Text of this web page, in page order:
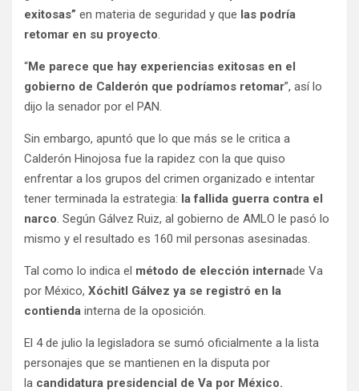
exitosas” en materia de seguridad y que las podría
retomar en su proyecto.
“Me parece que hay experiencias exitosas en el
gobierno de Calderón que podríamos retomar”, así lo
dijo la senador por el PAN.
Sin embargo, apuntó que lo que más se le critica a
Calderón Hinojosa fue la rapidez con la que quiso
enfrentar a los grupos del crimen organizado e intentar
tener terminada la estrategia: la fallida guerra contra el
narco. Según Gálvez Ruiz, al gobierno de AMLO le pasó lo
mismo y el resultado es 160 mil personas asesinadas.
Tal como lo indica el método de elección internade Va
por México, Xóchitl Gálvez ya se registró en la
contienda interna de la oposición.
El 4 de julio la legisladora se sumó oficialmente a la lista
personajes que se mantienen en la disputa por
la candidatura presidencial de Va por México.